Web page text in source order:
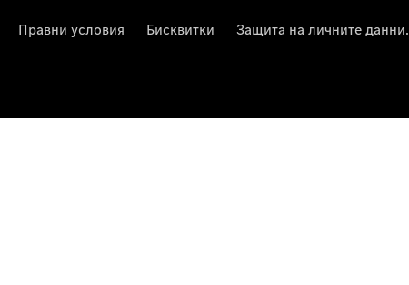
Правни условия Бисквитки Защита на личните данни.